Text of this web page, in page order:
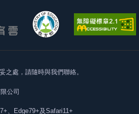
之處，請隨時與我們聯絡。
公司
、Edge79+及Safari11+